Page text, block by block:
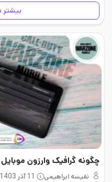
بیشتر
چگونه گرافیک وارزون موبایل
نفیسه ابراهیمی
11 آذر 1403